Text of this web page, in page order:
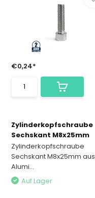
€0,24*
Zylinderkopfschraube
Sechskant M8x25mm
Zylinderkopfschraube
Sechskant M8x25mm aus
Alumi...
Auf Lager